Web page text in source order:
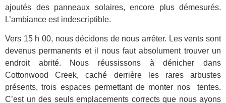
ajoutés des panneaux solaires, encore plus démesurés.
L’ambiance est indescriptible.
Vers 15 h 00, nous décidons de nous arrêter. Les vents sont
devenus permanents et il nous faut absolument trouver un
endroit abrité. Nous réussissons à dénicher dans
Cottonwood Creek, caché derrière les rares arbustes
présents, trois espaces permettant de monter nos tentes.
C’est un des seuls emplacements corrects que nous ayons